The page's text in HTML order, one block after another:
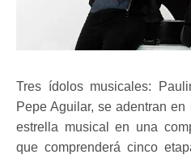
Tres ídolos musicales:
Pepe Aguilar, se adentran
estrella musical en una
que comprenderá cinco